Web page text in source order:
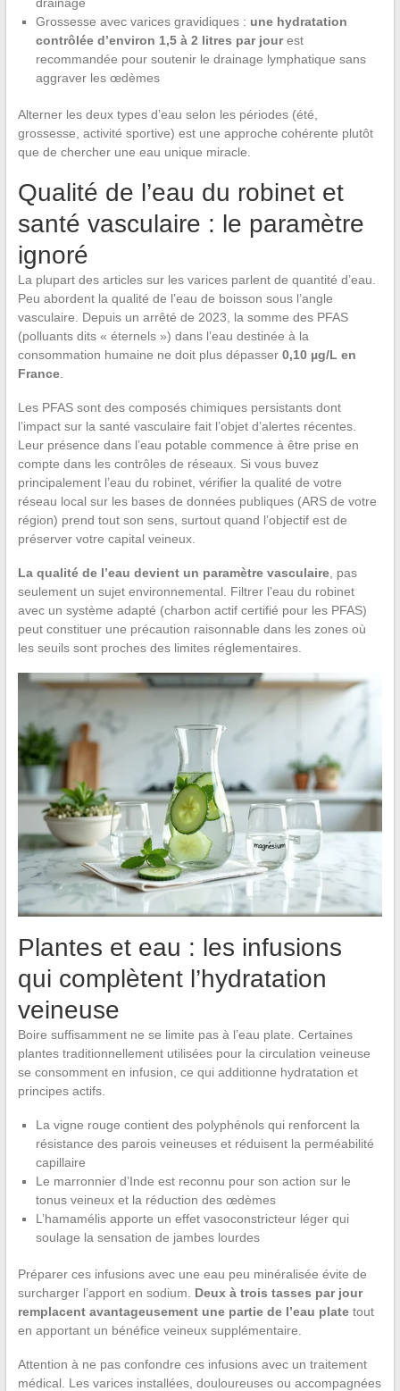
drainage
Grossesse avec varices gravidiques : une hydratation
contrôlée d’environ 1,5 à 2 litres par jourest
recommandée pour soutenir le drainage lymphatique sans
aggraver les œdèmes
Alterner les deux types d’eau selon les périodes (été,
grossesse, activité sportive) est une approche cohérente plutôt
que de chercher une eau unique miracle.
Qualité de l’eau du robinet et
santé vasculaire : le paramètre
ignoré
La plupart des articles sur les varices parlent de quantité d’eau.
Peu abordent la qualité de l’eau de boisson sous l’angle
vasculaire. Depuis un arrêté de 2023, la somme des PFAS
(polluants dits « éternels ») dans l’eau destinée à la
consommation humaine ne doit plus dépasser 0,10 µg/L en
France.
Les PFAS sont des composés chimiques persistants dont
l’impact sur la santé vasculaire fait l’objet d’alertes récentes.
Leur présence dans l’eau potable commence à être prise en
compte dans les contrôles de réseaux. Si vous buvez
principalement l’eau du robinet, vérifier la qualité de votre
réseau local sur les bases de données publiques (ARS de votre
région) prend tout son sens, surtout quand l’objectif est de
préserver votre capital veineux.
La qualité de l’eau devient un paramètre vasculaire, pas
seulement un sujet environnemental. Filtrer l’eau du robinet
avec un système adapté (charbon actif certifié pour les PFAS)
peut constituer une précaution raisonnable dans les zones où
les seuils sont proches des limites réglementaires.
Plantes et eau : les infusions
qui complètent l’hydratation
veineuse
Boire suffisamment ne se limite pas à l’eau plate. Certaines
plantes traditionnellement utilisées pour la circulation veineuse
se consomment en infusion, ce qui additionne hydratation et
principes actifs.
La vigne rouge contient des polyphénols qui renforcent la
résistance des parois veineuses et réduisent la perméabilité
capillaire
Le marronnier d’Inde est reconnu pour son action sur le
tonus veineux et la réduction des œdèmes
L’hamamélis apporte un effet vasoconstricteur léger qui
soulage la sensation de jambes lourdes
Préparer ces infusions avec une eau peu minéralisée évite de
surcharger l’apport en sodium. Deux à trois tasses par jour
remplacent avantageusement une partie de l’eau platetout
en apportant un bénéfice veineux supplémentaire.
Attention à ne pas confondre ces infusions avec un traitement
médical. Les varices installées, douloureuses ou accompagnées